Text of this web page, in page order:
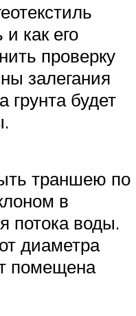
как его
проверку
залегания
грунта будет
траншею по
в
потока воды.
диаметра
помещена